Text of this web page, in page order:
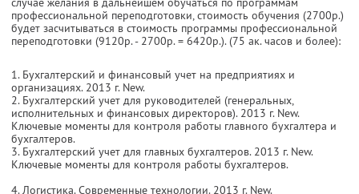
профессиональной переподготовки, стоимость обучения (2700р.)
будет засчитываться в стоимость программы профессиональной
переподготовки (9120р. - 2700р. = 6420р.). (75 ак. часов и более):
1. Бухгалтерский и финансовый учет на предприятиях и
организациях. 2013 г. New.
2. Бухгалтерский учет для руководителей (генеральных,
исполнительных и финансовых директоров). 2013 г. New.
Ключевые моменты для контроля работы главного бухгалтера и
бухгалтеров.
3. Бухгалтерский учет для главных бухгалтеров. 2013 г. New.
Ключевые моменты для контроля работы бухгалтеров.
4. Логистика. Современные технологии. 2013 г. New.